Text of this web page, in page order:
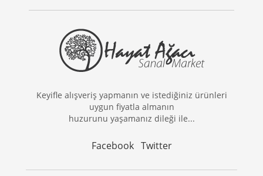
Keyifle alışveriş yapmanın ve istediğiniz ürünleri
uygun fiyatla almanın
huzurunu yaşamanız dileği ile...
Facebook Twitter